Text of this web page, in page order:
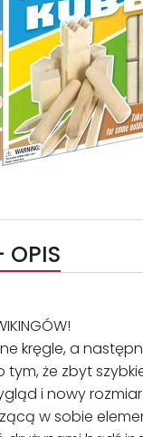
OPIS
kręgle, a
że zbyt
i nowy
w sobie